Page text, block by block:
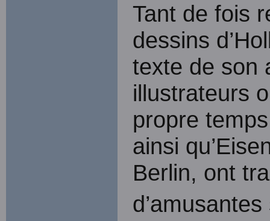
Tant de fois
dessins
texte de son
illustrateurs
propre
ainsi
Berlin, ont